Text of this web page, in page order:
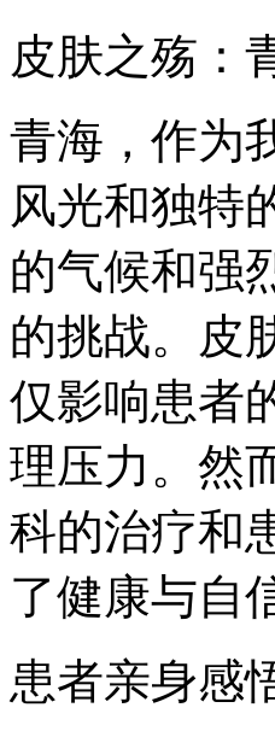
皮肤之殇：
青海，作为
风光和独特
的气候和强
的挑战。皮
仅影响患者
理压力。然
科的治疗和
了健康与自
患者亲身感